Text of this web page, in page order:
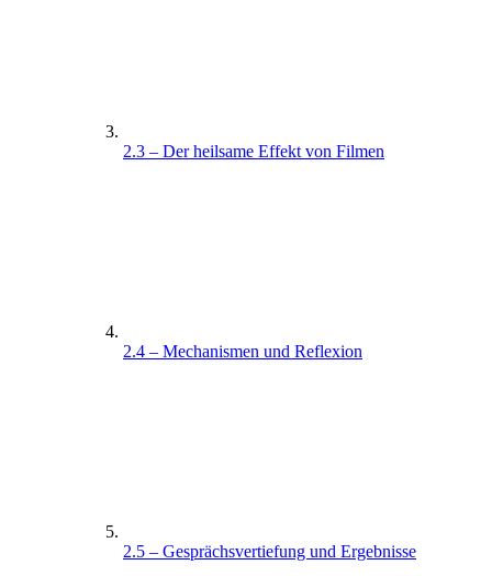
2.3 – Der heilsame Effekt von Filmen
2.4 – Mechanismen und Reflexion
2.5 – Gesprächsvertiefung und Ergebnisse